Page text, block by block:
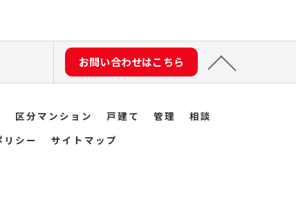
お問い合わせはこちら
区分マンション 戸建て 管理
相談
シー サイトマップ